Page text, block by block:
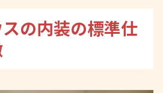
の内装の標準仕